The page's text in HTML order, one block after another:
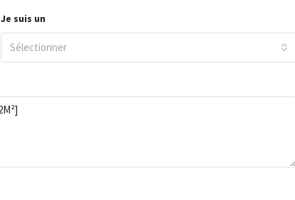
Je suis un
Sélectionner